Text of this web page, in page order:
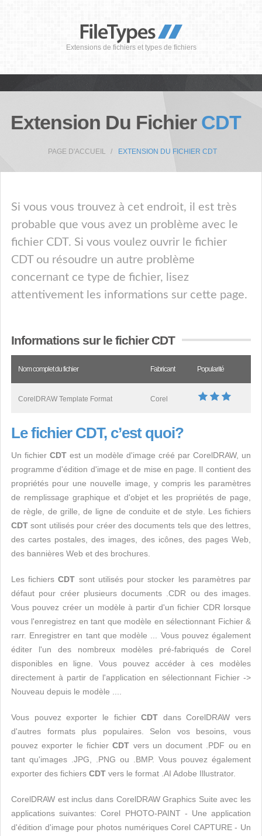
Extensions de fichiers et types de fichiers
Extension Du Fichier CDT
PAGE D'ACCUEIL EXTENSION DU FICHIER CDT
Si vous vous trouvez à cet endroit, il est très
probable que vous avez un problème avec le
fichier CDT. Si vous voulez ouvrir le fichier
CDT ou résoudre un autre problème
concernant ce type de fichier, lisez
attentivement les informations sur cette page.
Informations sur le fichier CDT
Nom complet du fichier Fabricant Popularité
CorelDRAW Template Format Corel
Le fichier CDT, c’est quoi?
Un fichier CDT est un modèle d'image créé par CorelDRAW, un
programme d'édition d'image et de mise en page. Il contient des
propriétés pour une nouvelle image, y compris les paramètres
de remplissage graphique et d'objet et les propriétés de page,
de règle, de grille, de ligne de conduite et de style. Les fichiers
CDT sont utilisés pour créer des documents tels que des lettres,
des cartes postales, des images, des icônes, des pages Web,
des bannières Web et des brochures.
Les fichiersCDT sont utilisés pour stocker les paramètres par
défaut pour créer plusieurs documents .CDR ou des images.
Vous pouvez créer un modèle à partir d'un fichier CDR lorsque
vous l'enregistrez en tant que modèle en sélectionnant Fichier &
rarr. Enregistrer en tant que modèle ... Vous pouvez également
éditer l'un des nombreux modèles pré-fabriqués de Corel
disponibles en ligne. Vous pouvez accéder à ces modèles
directement à partir de l'application en sélectionnant Fichier ->
Nouveau depuis le modèle ....
Vous pouvez exporter le fichierCDT dans CorelDRAW vers
d'autres formats plus populaires. Selon vos besoins, vous
pouvez exporter le fichierCDT vers un document .PDF ou en
tant qu'images .JPG, .PNG ou .BMP. Vous pouvez également
exporter des fichiers CDT vers le format .AI Adobe Illustrator.
CorelDRAW est inclus dans CorelDRAW Graphics Suite avec les
applications suivantes: Corel PHOTO-PAINT - Une application
d'édition d'image pour photos numériques Corel CAPTURE - Un